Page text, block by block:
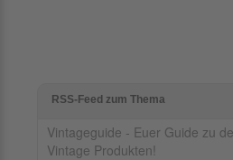
RSS-Feed zum Thema
Vintageguide - Euer Guide zu
Vintage Produkten!